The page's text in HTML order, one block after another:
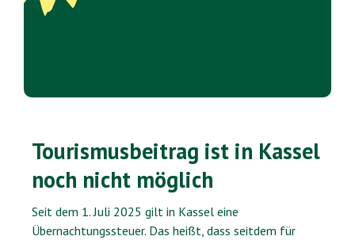
Tourismusbeitrag ist in Kassel
noch nicht möglich
Seit dem 1. Juli 2025 gilt in Kassel eine
Übernachtungssteuer. Das heißt, dass seitdem für